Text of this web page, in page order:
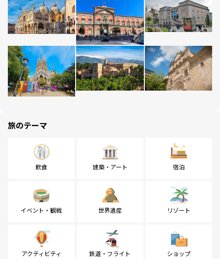
旅のテーマ
飲食 建築・アート 宿泊
イベント・観戦 世界遺産 リゾート
アクティビティ 鉄道・フライト ショップ